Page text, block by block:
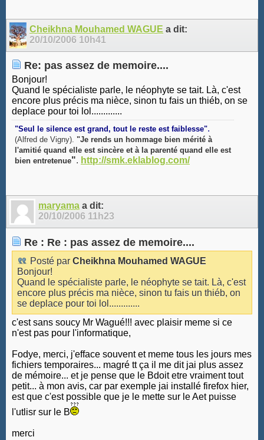
Cheikhna Mouhamed WAGUE a dit:
20/10/2006 10h41
Re: pas assez de memoire....
Bonjour!
Quand le spécialiste parle, le néophyte se tait. Là, c'est
encore plus précis ma nièce, sinon tu fais un thiéb, on se
deplace pour toi lol.............
"Seul le silence est grand, tout le reste est faiblesse".
(Alfred de Vigny). "Je rends un hommage bien mérité à
l'amitié quand elle est sincère et à la parenté quand elle est
bien entretenue". http://smk.eklablog.com/
maryama a dit:
20/10/2006 11h23
Re : Re : pas assez de memoire....
Posté par Cheikhna Mouhamed WAGUE
Bonjour!
Quand le spécialiste parle, le néophyte se tait. Là, c'est
encore plus précis ma nièce, sinon tu fais un thiéb, on
se deplace pour toi lol.............
c'est sans soucy Mr Wagué!!! avec plaisir meme si ce
n'est pas pour l'informatique,
Fodye, merci, j'efface souvent et meme tous les jours mes
fichiers temporaires... magré tt ça il me dit jai plus assez
de mémoire... et je pense que le Bdoit etre vraiment tout
petit... à mon avis, car par exemple jai installé firefox hier,
est que c'est possible que je le mette sur le Aet puisse
l'utlisr sur le B
merci